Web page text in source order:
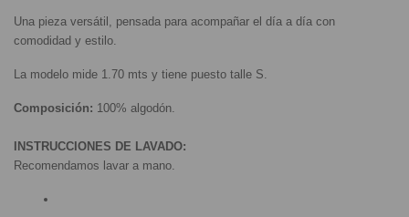
Una pieza versátil, pensada para acompañar el día a día con
comodidad y estilo.
La modelo mide 1.70 mts y tiene puesto talle S.
Composición: 100% algodón.
INSTRUCCIONES DE LAVADO:
Recomendamos lavar a mano.